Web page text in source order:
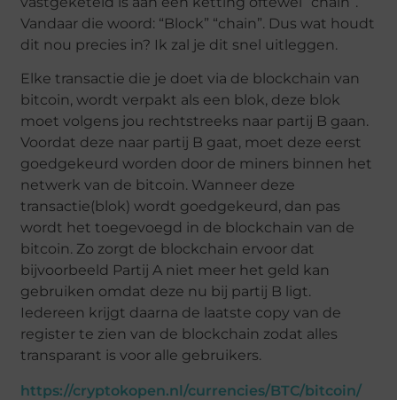
Vandaar die woord: “Block” “chain”. Dus wat houdt
dit nou precies in? Ik zal je dit snel uitleggen.
Elke transactie die je doet via de blockchain van
bitcoin, wordt verpakt als een blok, deze blok
moet volgens jou rechtstreeks naar partij B gaan.
Voordat deze naar partij B gaat, moet deze eerst
goedgekeurd worden door de miners binnen het
netwerk van de bitcoin. Wanneer deze
transactie(blok) wordt goedgekeurd, dan pas
wordt het toegevoegd in de blockchain van de
bitcoin. Zo zorgt de blockchain ervoor dat
bijvoorbeeld Partij A niet meer het geld kan
gebruiken omdat deze nu bij partij B ligt.
Iedereen krijgt daarna de laatste copy van de
register te zien van de blockchain zodat alles
transparant is voor alle gebruikers.
https://cryptokopen.nl/currencies/BTC/bitcoin/